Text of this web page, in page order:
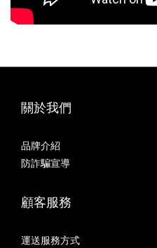
關於我們
品牌介紹
防詐騙宣導
顧客服務
運送服務方式